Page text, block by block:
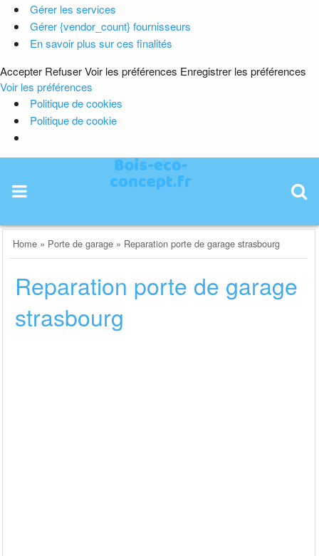
Gérer les services
Gérer {vendor_count} fournisseurs
En savoir plus sur ces finalités
Accepter RefuserVoir les préférences Enregistrer les préférences
Voir les préférences
Politique de cookies
Politique de cookie
content
Home » Porte de garage » Reparation porte de garage strasbourg
Reparation porte de garage
strasbourg